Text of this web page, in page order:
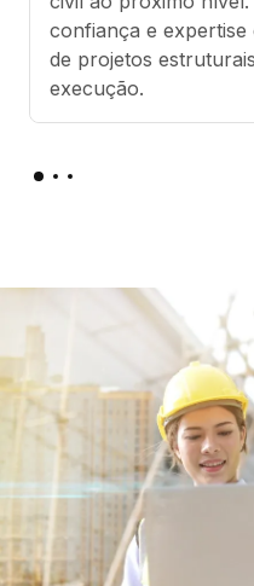
confiança e expertise
de projetos
execução.